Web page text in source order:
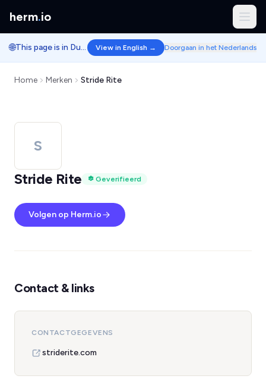
herm.io
🌐 This page is in Dutch. View in English → Doorgaan in het Nederlands
Home Merken Stride Rite
S
Stride Rite
Geverifieerd
Volgen op Herm.io
Contact & links
CONTACTGEGEVENS
striderite.com